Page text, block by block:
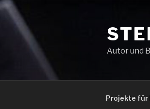
Zum
Inhalt
springen
Autor und
Projekte für